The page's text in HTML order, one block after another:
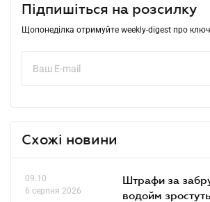
Підпишіться на розсилку
Щопонеділка отримуйте weekly-digest про
Схожі новини
09.10
6 серпня 2026
Штрафи за
водойм